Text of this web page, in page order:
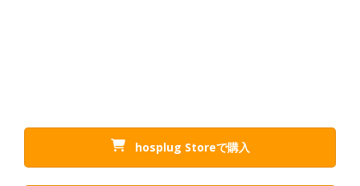
hosplug Storeで購入